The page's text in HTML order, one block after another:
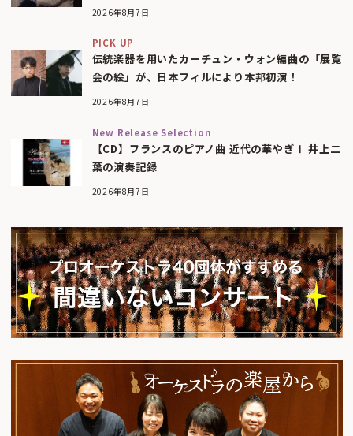
2026年8月7日
PICK UP
伝統楽器を用いたカーチュン・ウォン編曲の「展覧
会の絵」が、日本フィルにより本邦初演！
2026年8月7日
New Release Selection
【CD】フランスのピアノ曲 近代の華やぎⅠ 井上二
葉の演奏記録
2026年8月7日